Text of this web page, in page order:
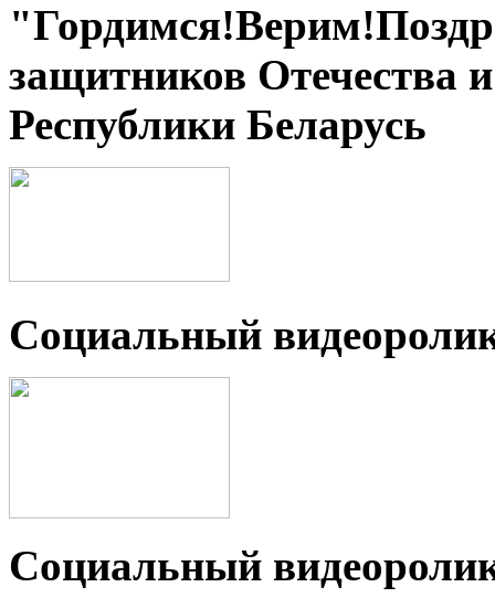
защитников Отечества
Республики Беларусь
Социальный
Социальный